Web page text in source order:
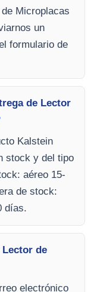
Microplacas
un
formulario de
de Lector
Kalstein
stock y del tipo
aéreo 15-
de stock:
días.
Lector de
electrónico